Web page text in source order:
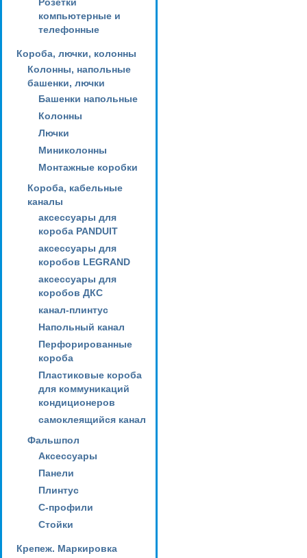
компьютерные и
телефонные
Короба, лючки, колонны
Колонны, напольные
башенки, лючки
Башенки напольные
Колонны
Лючки
Миниколонны
Монтажные коробки
Короба, кабельные
каналы
аксессуары для
короба PANDUIT
аксессуары для
коробов LEGRAND
аксессуары для
коробов ДКС
канал-плинтус
Напольный канал
Перфорированные
короба
Пластиковые короба
для коммуникаций
кондиционеров
самоклеящийся канал
Фальшпол
Аксессуары
Панели
Плинтус
С-профили
Стойки
Крепеж. Маркировка